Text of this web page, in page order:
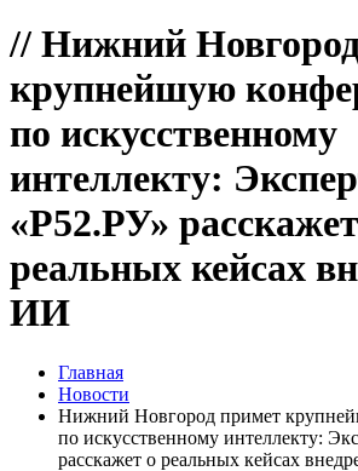
// Нижний
крупнейшую
по искусственному
интеллекту:
«Р52.РУ»
реальных кейсах
ИИ
Главная
Новости
Нижний Новгород примет
по искусственному интеллекту:
расскажет о реальных кейсах